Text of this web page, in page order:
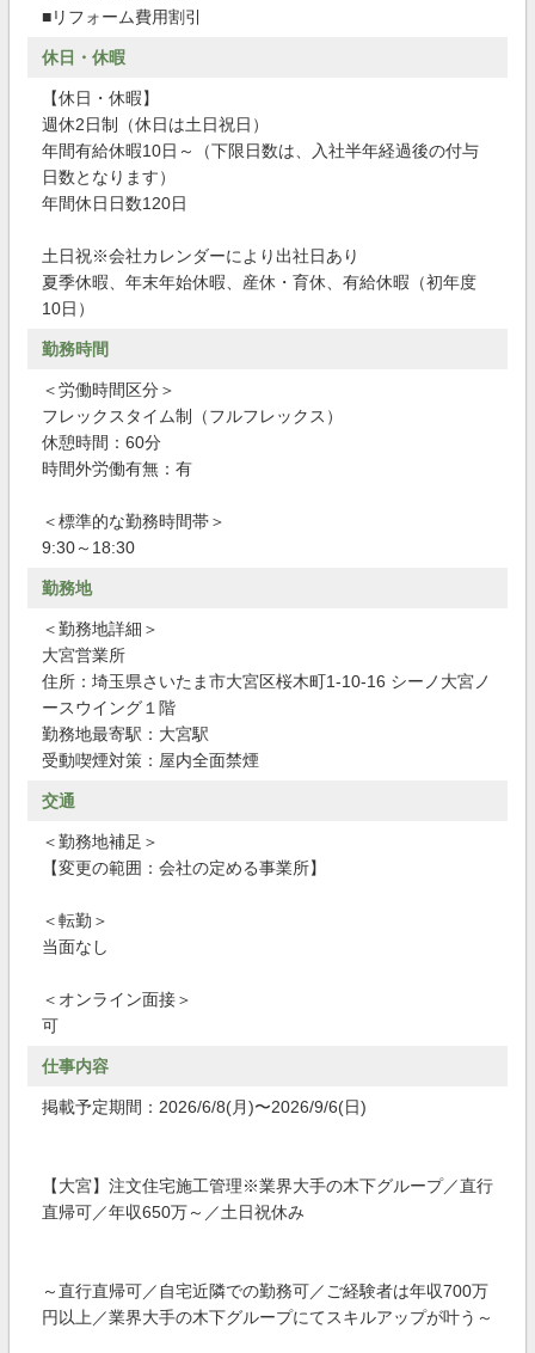
■リフォーム費用割引
休日・休暇
【休日・休暇】
週休2日制（休日は土日祝日）
年間有給休暇10日～（下限日数は、入社半年経過後の付与
日数となります）
年間休日日数120日
土日祝※会社カレンダーにより出社日あり
夏季休暇、年末年始休暇、産休・育休、有給休暇（初年度
10日）
勤務時間
＜労働時間区分＞
フレックスタイム制（フルフレックス）
休憩時間：60分
時間外労働有無：有
＜標準的な勤務時間帯＞
9:30～18:30
勤務地
＜勤務地詳細＞
大宮営業所
住所：埼玉県さいたま市大宮区桜木町1-10-16 シーノ大宮ノ
ースウイング１階
勤務地最寄駅：大宮駅
受動喫煙対策：屋内全面禁煙
交通
＜勤務地補足＞
【変更の範囲：会社の定める事業所】
＜転勤＞
当面なし
＜オンライン面接＞
可
仕事内容
掲載予定期間：2026/6/8(月)〜2026/9/6(日)
【大宮】注文住宅施工管理※業界大手の木下グループ／直行
直帰可／年収650万～／土日祝休み
～直行直帰可／自宅近隣での勤務可／ご経験者は年収700万
円以上／業界大手の木下グループにてスキルアップが叶う～